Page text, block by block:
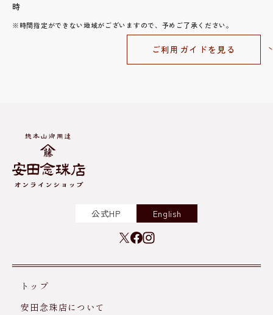
時
※時間指定ができない地域がございますので、予めご了承ください。
ご利用ガイドを見る
公式HP English
トップ
安田念珠店について